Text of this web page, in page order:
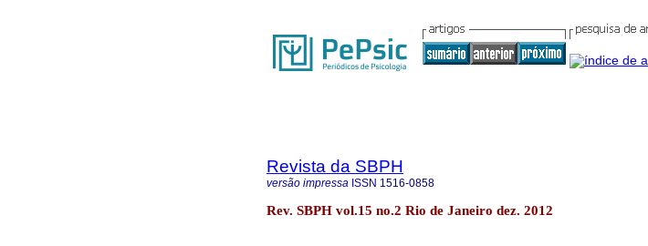
Revista da SBPH
versão impressa ISSN 1516-0858
Rev. SBPH vol.15 no.2 Rio de Janeiro dez. 2012